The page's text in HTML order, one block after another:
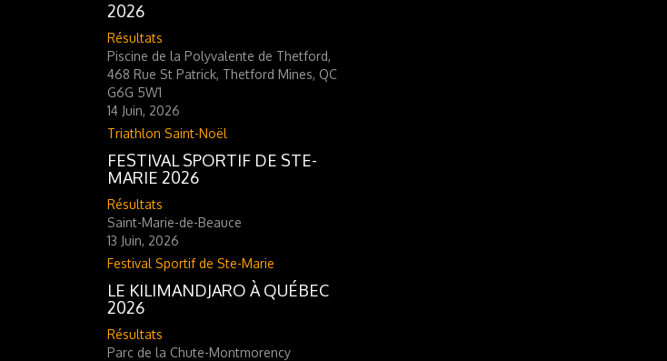
2026
Résultats
Piscine de la Polyvalente de Thetford,
468 Rue St Patrick, Thetford Mines, QC
G6G 5W1
14 Juin, 2026
Triathlon Saint-Noël
FESTIVAL SPORTIF DE STE-
MARIE 2026
Résultats
Saint-Marie-de-Beauce
13 Juin, 2026
Festival Sportif de Ste-Marie
LE KILIMANDJARO À QUÉBEC
2026
Résultats
Parc de la Chute-Montmorency